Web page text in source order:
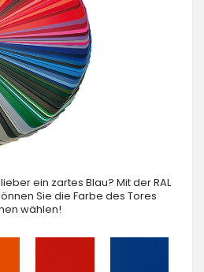
ein zartes Blau? Mit der RAL
Sie die Farbe des Tores
wählen!